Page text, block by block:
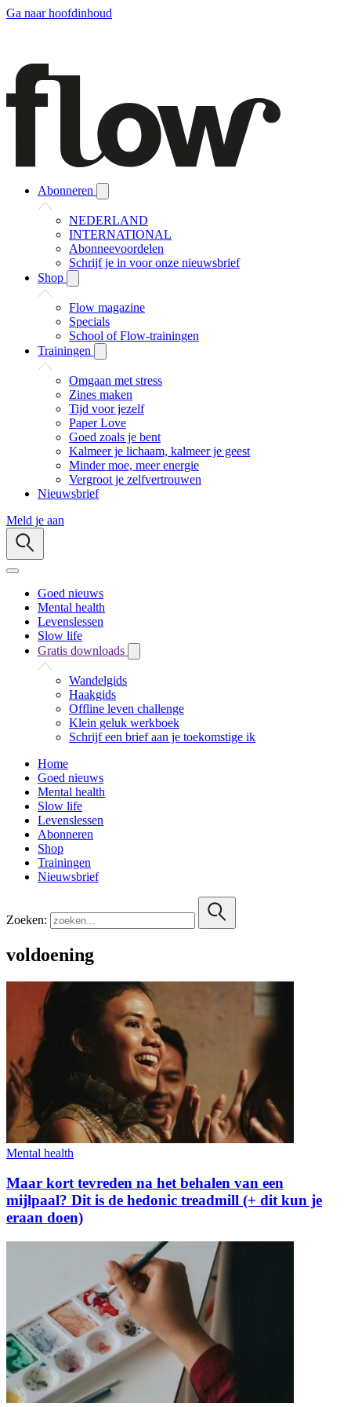
Ga naar hoofdinhoud
Abonneren
NEDERLAND
INTERNATIONAL
Abonneevoordelen
Schrijf je in voor onze nieuwsbrief
Shop
Flow magazine
Specials
School of Flow-trainingen
Trainingen
Omgaan met stress
Zines maken
Tijd voor jezelf
Paper Love
Goed zoals je bent
Kalmeer je lichaam, kalmeer je geest
Minder moe, meer energie
Vergroot je zelfvertrouwen
Nieuwsbrief
Meld je aan
Goed nieuws
Mental health
Levenslessen
Slow life
Gratis downloads
Wandelgids
Haakgids
Offline leven challenge
Klein geluk werkboek
Schrijf een brief aan je toekomstige ik
Home
Goed nieuws
Mental health
Slow life
Levenslessen
Abonneren
Shop
Trainingen
Nieuwsbrief
Zoeken:
voldoening
Mental health
Maar kort tevreden na het behalen van een
mijlpaal? Dit is de hedonic treadmill (+ dit kun je
eraan doen)